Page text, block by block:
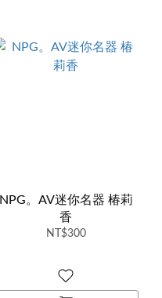
NPG。AV迷你名器 椿莉
香
NT$300